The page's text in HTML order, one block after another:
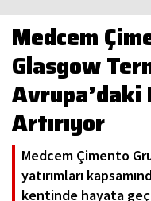
Medcem
Glasgow
Avrupa’daki
Artırıyor
Medcem Çimento
yatırımları
kentinde hayata